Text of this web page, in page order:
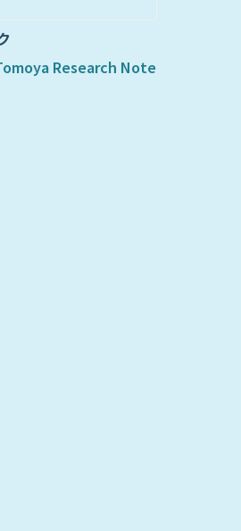
Research Note